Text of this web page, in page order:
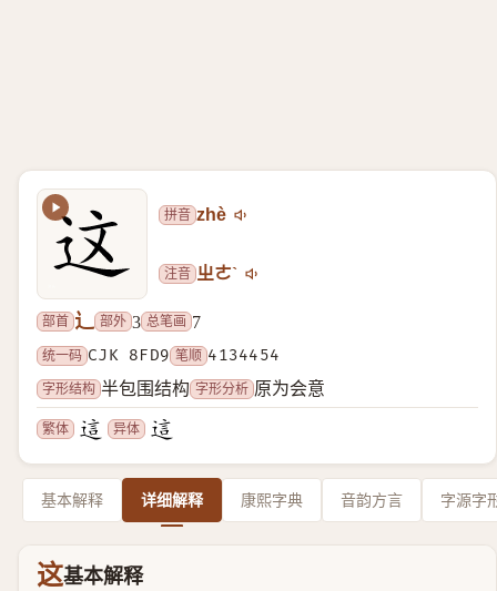
拼音 zhè
注音 ㄓㄜˋ
部首 辶 部外 3 总笔画 7
统一码 CJK 8FD9 笔顺 4134454
字形结构 半包围结构 字形分析 原为会意
繁体 异体
基本解释 详细解释 康熙字典 音韵方言 字源字
这基本解释